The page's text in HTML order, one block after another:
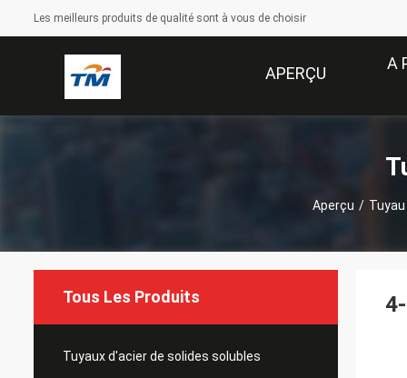
Les meilleurs produits de qualité sont à vous de choisir
APERÇU
A
Aperçu /
Tous Les Produits
Tuyaux d'acier de solides solubles